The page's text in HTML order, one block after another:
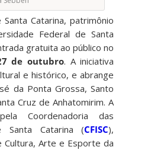
Catarina, patrimônio
Federal de Santa
gratuita ao público no
de outubro. A iniciativa
e histórico, e abrange
da Ponta Grossa, Santo
Cruz de Anhatomirim. A
Coordenadoria das
Santa Catarina (CFISC),
Cultura, Arte e Esporte da